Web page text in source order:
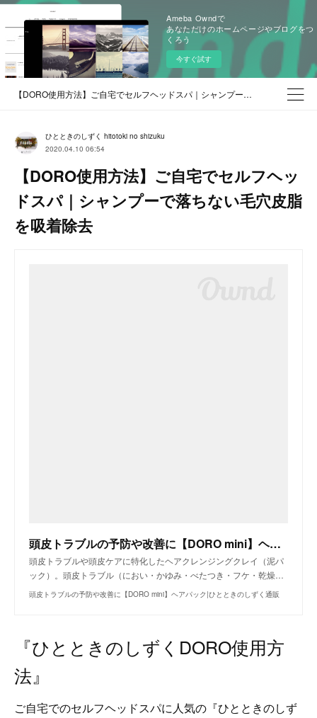
Ameba Owndで
あなただけのホームページやブログをつ
くろう
今すぐ試す
【DORO使用方法】ご自宅でセルフヘッドスパ｜シャンプーで落ちない毛穴皮脂を吸着除去
ひとときのしずく hitotoki no shizuku
2020.04.10 06:54
【DORO使用方法】ご自宅でセルフヘッ
ドスパ｜シャンプーで落ちない毛穴皮脂
を吸着除去
頭皮トラブルの予防や改善に【DORO mini】ヘアパック|ひとときのしずく通販
頭皮トラブルや頭皮ケアに特化したヘアクレンジングクレイ（泥パ
ック）。頭皮トラブル（におい・かゆみ・べたつき・フケ・乾燥…
頭皮トラブルの予防や改善に【DORO mini】ヘアパック|ひとときのしずく通販
『ひとときのしずくDORO使用方
法』
ご自宅でのセルフヘッドスパに人気の『ひとときのしず